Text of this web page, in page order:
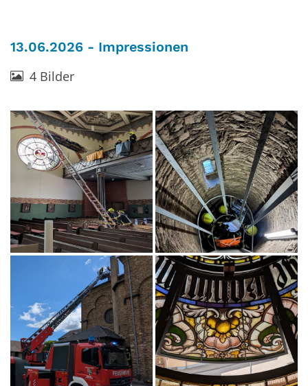
13.06.2026 - Impressionen
4 Bilder